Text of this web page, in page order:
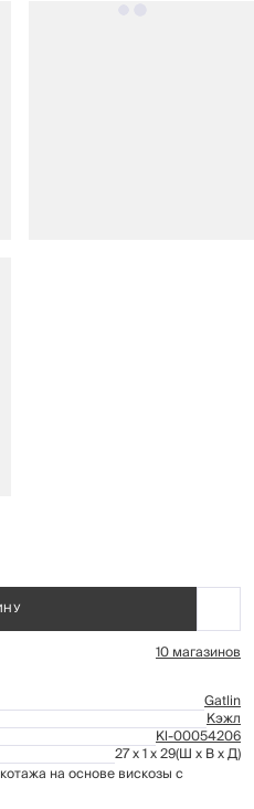
10 магазинов
Gatlin
Кэжл
Kl-00054206
27 x 1 x 29(Ш x В x Д)
на основе вискозы с